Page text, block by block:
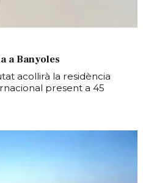
a Banyoles
acollirà la residència
present a 45